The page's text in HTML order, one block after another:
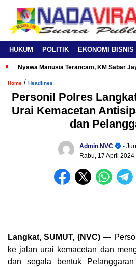
HUKUM POLITIK EKONOMI BISNIS
Nyawa Manusia Terancam, KM Sabar
Home / Headlines
Personil Polres
Urai Kemacetan
dan
Admin NVC
-
Rabu, 17 April 2024
Langkat, SUMUT, (NVC) —
ke jalan urai kemacetan dan
dan segala bentuk